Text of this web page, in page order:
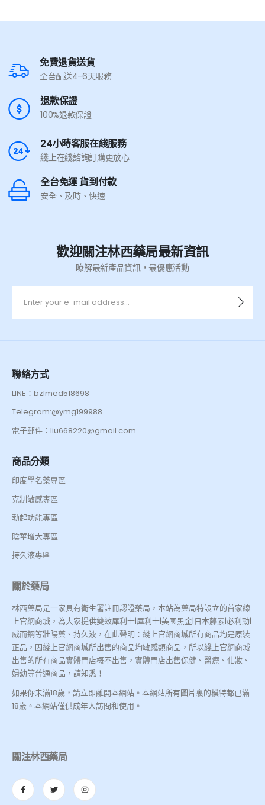
免費退貨送貨
全台配送4-6天服務
退款保證
100%退款保證
24小時客服在綫服務
綫上在綫諮詢訂購更放心
全台免運 貨到付款
安全、及時、快速
歡迎關注林西藥局最新資訊
瞭解最新產品資訊，最優惠活動
聯絡方式
LINE：bzlmed518698
Telegram:@ymg199988
電子郵件：liu668220@gmail.com
商品分類
印度學名藥專區
克制敏感專區
勃起功能專區
陰莖增大專區
持久液專區
關於藥局
林西藥局是一家具有衛生署註冊認證藥局，本站為藥局特設立的首家線
上官網商城，為大家提供雙效犀利士|犀利士|美國黑金|日本藤素|必利勁|
威而鋼等壯陽藥、持久液，在此聲明：綫上官網商城所有商品均是原裝
正品，因綫上官網商城所出售的商品均敏感類商品，所以綫上官網商城
出售的所有商品實體門店概不出售，實體門店出售保健、醫療、化妝、
婦幼等普通商品，請知悉！
如果你未滿18歲，請立即離開本網站。本網站所有圖片裏的模特都已滿
18歲。本網站僅供成年人訪問和使用。
關注林西藥局